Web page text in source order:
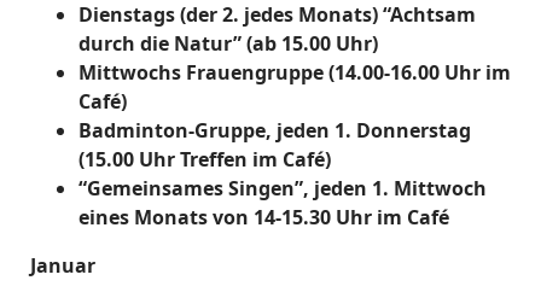
Dienstags (der 2. jedes Monats) “Achtsam
durch die Natur” (ab 15.00 Uhr)
Mittwochs Frauengruppe (14.00-16.00 Uhr im
Café)
Badminton-Gruppe, jeden 1. Donnerstag
(15.00 Uhr Treffen im Café)
“Gemeinsames Singen”, jeden 1. Mittwoch
eines Monats von 14-15.30 Uhr im Café
Januar